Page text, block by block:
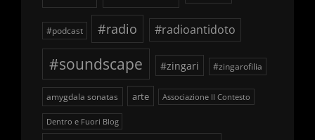
#podcast #radio #radioantidoto
#soundscape #zingari #zingarofilia
amygdala sonatas arte Associazione Il Contesto
Dentro e Fuori Blog